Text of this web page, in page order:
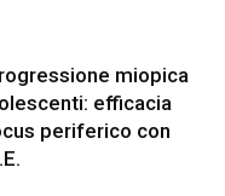
miopica
efficacia
periferico con